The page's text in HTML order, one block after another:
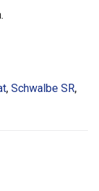
, Schwalbe SR,